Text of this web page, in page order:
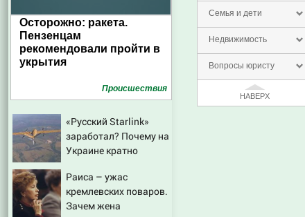
Семья и дети
Недвижимость
Вопросы юристу
НАВЕРХ
Осторожно: ракета.
Пензенцам
рекомендовали пройти в
укрытия
Проиcшествия
«Русский Starlink»
заработал? Почему на
Украине кратно
попаданий по
объектам ВСУ
Раиса – ужас
кремлевских поваров.
Зачем жена